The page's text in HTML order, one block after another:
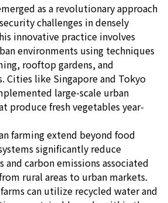
as a revolutionary approach
challenges in densely
innovative practice involves
environments using techniques
rooftop gardens, and
Cities like Singapore and Tokyo
large-scale urban
produce fresh vegetables year-
farming extend beyond food
significantly reduce
carbon emissions associated
rural areas to urban markets.
can utilize recycled water and